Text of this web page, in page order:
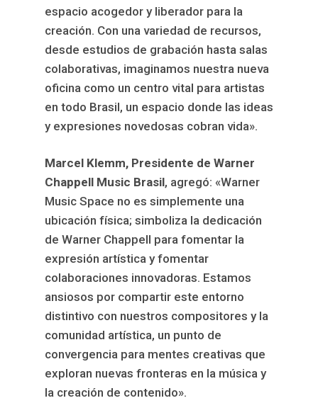
espacio acogedor y liberador para la
creación. Con una variedad de recursos,
desde estudios de grabación hasta salas
colaborativas, imaginamos nuestra nueva
oficina como un centro vital para artistas
en todo Brasil, un espacio donde las ideas
y expresiones novedosas cobran vida».
Marcel Klemm, Presidente de Warner
Chappell Music Brasil, agregó: «Warner
Music Space no es simplemente una
ubicación física; simboliza la dedicación
de Warner Chappell para fomentar la
expresión artística y fomentar
colaboraciones innovadoras. Estamos
ansiosos por compartir este entorno
distintivo con nuestros compositores y la
comunidad artística, un punto de
convergencia para mentes creativas que
exploran nuevas fronteras en la música y
la creación de contenido».